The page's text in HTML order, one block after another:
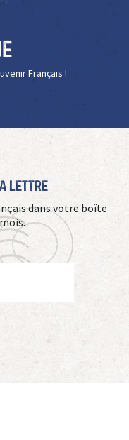
Français !
Lettre
dans votre boîte